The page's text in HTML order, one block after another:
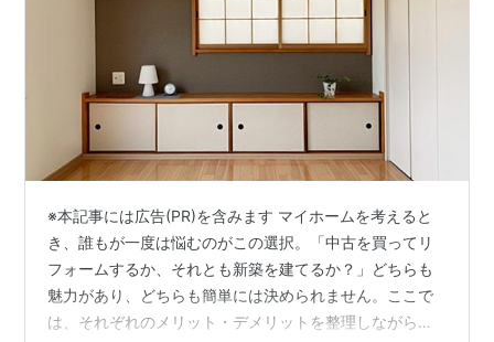
※本記事には広告(PR)を含みます マイホームを考えると
き、誰もが一度は悩むのがこの選択。「中古を買ってリ
フォームするか、それとも新築を建てるか？」どちらも
魅力があり、どちらも簡単には決められません。ここで
は、それぞれのメリット・デメリットを整理しながら、